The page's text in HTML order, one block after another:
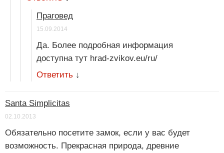
Праговед
15.09.2014
Да. Более подробная информация
доступна тут hrad-zvikov.eu/ru/
Ответить ↓
Santa Simplicitas
02.10.2013
Обязательно посетите замок, если у вас будет
возможность. Прекрасная природа, древние